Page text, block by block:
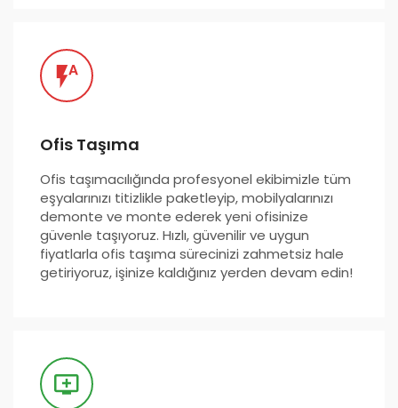
Ofis Taşıma
Ofis taşımacılığında profesyonel ekibimizle tüm
eşyalarınızı titizlikle paketleyip, mobilyalarınızı
demonte ve monte ederek yeni ofisinize
güvenle taşıyoruz. Hızlı, güvenilir ve uygun
fiyatlarla ofis taşıma sürecinizi zahmetsiz hale
getiriyoruz, işinize kaldığınız yerden devam edin!